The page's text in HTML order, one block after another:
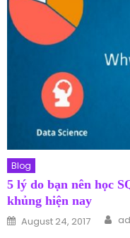
Blog
5 lý do bạn nên học
khủng hiện nay
Posted on
August 24, 2017